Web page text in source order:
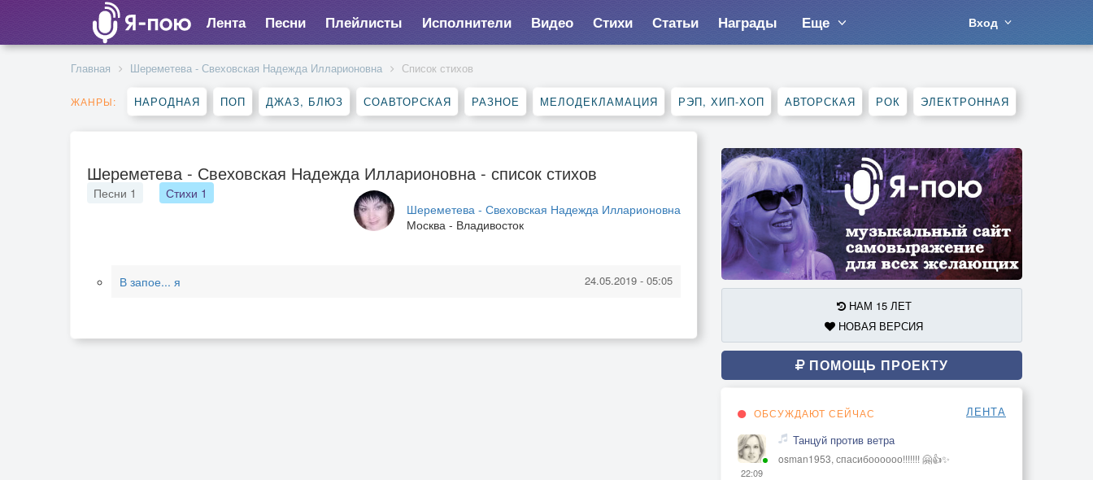
Лента Песни Плейлисты Исполнители Видео Стихи Статьи Награды Еще Вход
Главная Шереметева - Свеховская Надежда Илларионовна Список стихов
ЖАНРЫ: НАРОДНАЯ ПОП ДЖАЗ, БЛЮЗ СОАВТОРСКАЯ РАЗНОЕ МЕЛОДЕКЛАМАЦИЯ РЭП, ХИП-ХОП АВТОРСКАЯ РОК ЭЛЕКТРОННАЯ
Шереметева - Свеховская Надежда Илларионовна - список стихов
Шереметева - Свеховская Надежда Илларионовна
Москва - Владивосток
Песни 1 Стихи 1
В запое... я
24.05.2019 - 05:05
НАМ 15 ЛЕТ
НОВАЯ ВЕРСИЯ
ПОМОЩЬ ПРОЕКТУ
ОБСУЖДАЮТ СЕЙЧАС ЛЕНТА
22:09
Танцуй против ветра
osman1953, спасибоооооо!!!!!!! 🤗👍✨